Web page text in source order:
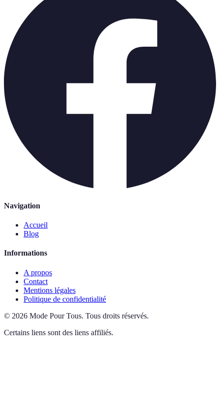
Navigation
Accueil
Blog
Informations
A propos
Contact
Mentions légales
Politique de confidentialité
© 2026 Mode Pour Tous. Tous droits réservés.
Certains liens sont des liens affiliés.